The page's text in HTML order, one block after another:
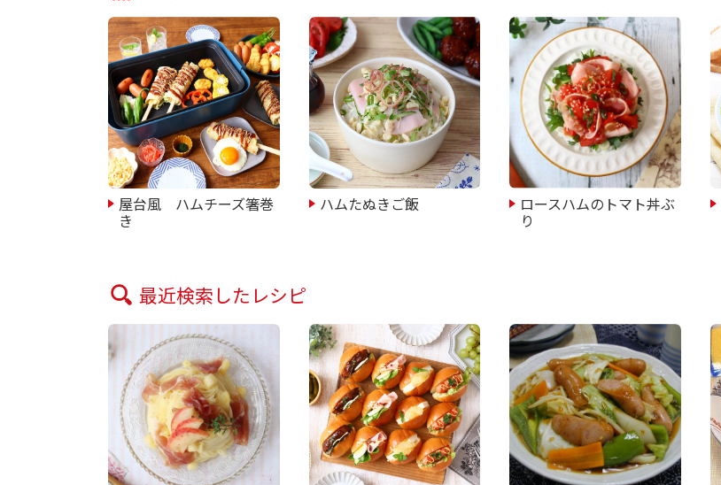
屋台風 ハムチーズ箸巻
き
ハムたぬきご飯 ロースハムのトマト丼ぶ
り
最近検索したレシピ